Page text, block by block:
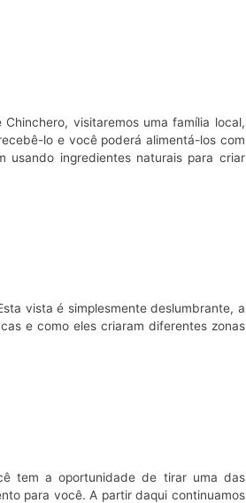
visitaremos uma família local,
lo e você poderá alimentá-los com
usando ingredientes naturais para criar
vista é simplesmente deslumbrante, a
e como eles criaram diferentes zonas
tem a oportunidade de tirar uma das
para você. A partir daqui continuamos